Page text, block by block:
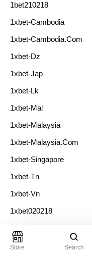
1bet210218
1xbet-Cambodia
1xbet-Cambodia.com
1xbet-Dz
1xbet-Jap
1xbet-Lk
1xbet-Mal
1xbet-Malaysia
1xbet-Malaysia.com
1xbet-Singapore
1xbet-Tn
1xbet-Vn
1xbet020218
1xbet08021
Store Search